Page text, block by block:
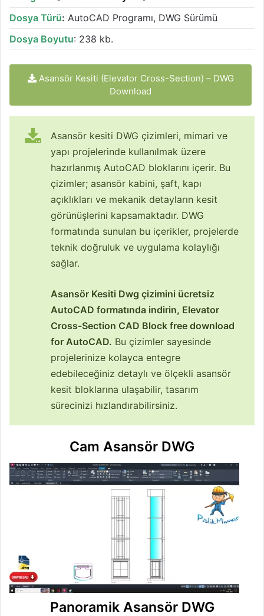
Dosya Türü: AutoCAD Programı, DWG Sürümü
Dosya Boyutu: 238 kb.
Asansör Kesiti (Elevator Cross-Section) – DWG
Download
Asansör kesiti DWG çizimleri, mimari ve
yapı projelerinde kullanılmak üzere
hazırlanmış AutoCAD bloklarını içerir. Bu
çizimler; asansör kabini, şaft, kapı
açıklıkları ve mekanik detayların kesit
görünüşlerini kapsamaktadır. DWG
formatında sunulan bu içerikler, projelerde
teknik doğruluk ve uygulama kolaylığı
sağlar.
Asansör Kesiti Dwg çizimini ücretsiz
AutoCAD formatında indirin, Elevator
Cross-Section CAD Block free download
for AutoCAD. Bu çizimler sayesinde
projelerinize kolayca entegre
edebileceğiniz detaylı ve ölçekli asansör
kesit bloklarına ulaşabilir, tasarım
sürecinizi hızlandırabilirsiniz.
Cam Asansör DWG
Panoramik Asansör DWG